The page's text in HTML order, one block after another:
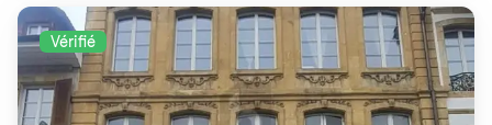
Vérifié